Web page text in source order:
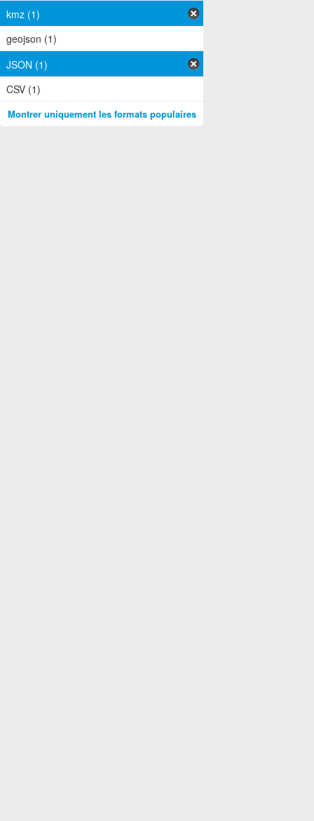
kmz (1)
geojson (1)
JSON (1)
CSV (1)
Montrer uniquement les formats populaires